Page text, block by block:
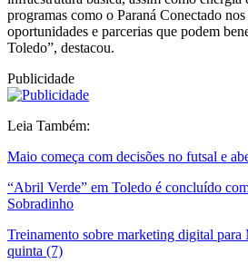
programas como o Paraná Conectado
oportunidades e parcerias que podem
Toledo”, destacou.
Publicidade
Leia Também:
Maio começa com decisões no futsal e
“Abril Verde” em Toledo é concluído
Sobradinho
Treinamento sobre marketing digital para
quinta (7)